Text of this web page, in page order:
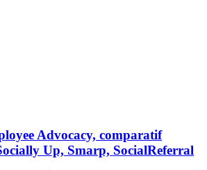
Advocacy, comparatif
Up, Smarp, SocialReferral